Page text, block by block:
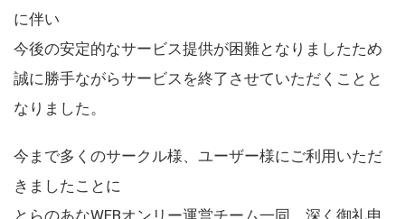
に伴い
今後の安定的なサービス提供が困難となりましたため
誠に勝手ながらサービスを終了させていただくことと
なりました。
今まで多くのサークル様、ユーザー様にご利用いただ
きましたことに
とらのあなWEBオンリー運営チーム一同、深く御礼申